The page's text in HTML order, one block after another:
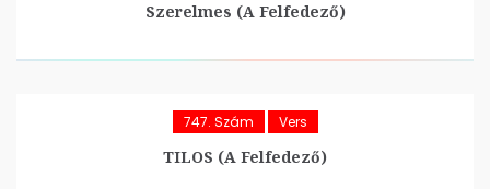
Szerelmes (A Felfedező)
747. Szám Vers
TILOS (A Felfedező)